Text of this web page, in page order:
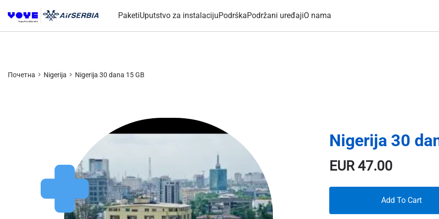
PaketiUputstvo za instalacijuPodrškaPodržani uređajiO nama
Почетна Nigerija Nigerija 30 dana 15 GB
Nigerija 30
EUR47.00
Add To Cart